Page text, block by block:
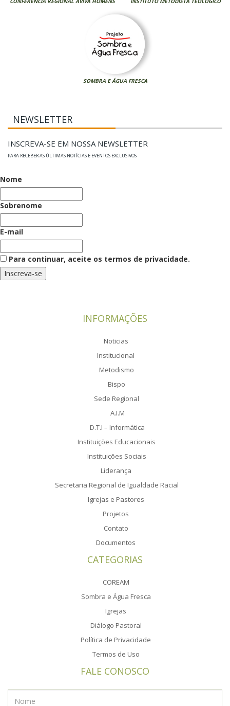
SOMBRA E ÁGUA FRESCA
NEWSLETTER
INSCREVA-SE EM NOSSA NEWSLETTER
PARA RECEBER AS ÚLTIMAS NOTÍCIAS E EVENTOS EXCLUSIVOS
Nome
Sobrenome
E-mail
Para continuar, aceite os termos de privacidade.
INFORMAÇÕES
Noticias
Institucional
Metodismo
Bispo
Sede Regional
A.I.M
D.T.I – Informática
Instituições Educacionais
Instituições Sociais
Liderança
Secretaria Regional de Igualdade Racial
Igrejas e Pastores
Projetos
Contato
Documentos
CATEGORIAS
COREAM
Sombra e Água Fresca
Igrejas
Diálogo Pastoral
Política de Privacidade
Termos de Uso
FALE CONOSCO